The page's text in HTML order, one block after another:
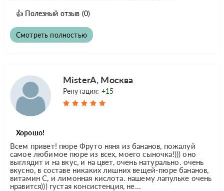
👍 Полезный отзыв (0)
Смотреть полностью
MisterA, Москва
Репутация: +15
Хорошо!
Всем привет! пюре Фруто няня из бананов, пожалуй
самое любимое пюре из всех, моего сыночка!))) оно
выглядит и на вкус, и на цвет, очень натурально. очень
вкусно, в составе никаких лишних вещей-пюре бананов,
витамин С, и лимонная кислота. нашему лапульке очень
нравится))) густая консистенция, не...